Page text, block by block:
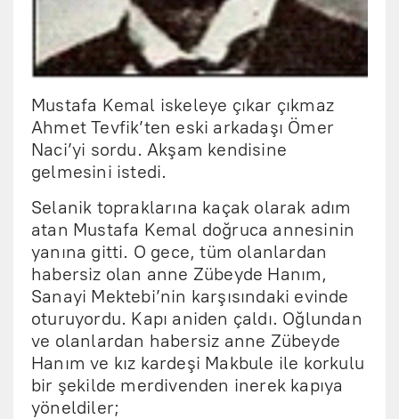
Mustafa Kemal iskeleye çıkar çıkmaz
Ahmet Tevfik’ten eski arkadaşı Ömer
Naci’yi sordu. Akşam kendisine
gelmesini istedi.
Selanik topraklarına kaçak olarak adım
atan Mustafa Kemal doğruca annesinin
yanına gitti. O gece, tüm olanlardan
habersiz olan anne Zübeyde Hanım,
Sanayi Mektebi’nin karşısındaki evinde
oturuyordu. Kapı aniden çaldı. Oğlundan
ve olanlardan habersiz anne Zübeyde
Hanım ve kız kardeşi Makbule ile korkulu
bir şekilde merdivenden inerek kapıya
yöneldiler;